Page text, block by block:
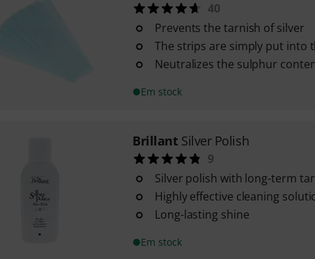
40
Prevents the tarnish of silver
The strips are simply put into
Neutralizes the sulphur
Em stock
Brillant Silver Polish
9
Silver polish with long-term
Highly effective cleaning
Long-lasting shine
Em stock